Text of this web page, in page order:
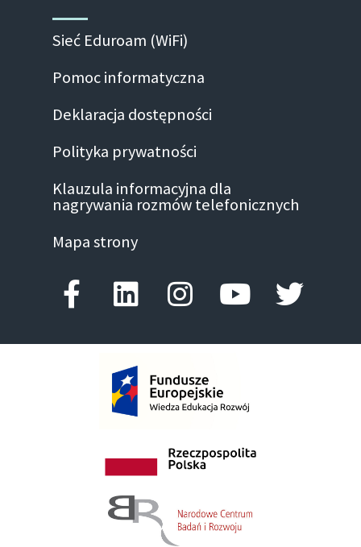
Sieć Eduroam (WiFi)
Pomoc informatyczna
Deklaracja dostępności
Polityka prywatności
Klauzula informacyjna dla
nagrywania rozmów telefonicznych
Mapa strony
Facebook-f
LinkedinInstagram
Youtube